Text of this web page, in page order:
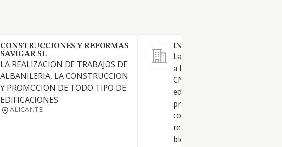
CONSTRUCCIONES Y REFORMAS
SAVIGAR SL
LA REALIZACION DE TRABAJOS DE
ALBANILERIA, LA CONSTRUCCION
Y PROMOCION DE TODO TIPO DE
EDIFICACIONES
ALICANTE
INVERSIONES MANDOLFO
Las actividades
a los códigos y descripciones
CNAE: 4101 - Construcción de
edificios residenciales, 68.12.
promoción inmobiliaria,
construcción de edificios no
residenciales, 68.20. alquiler
bienes inmobiliarios por